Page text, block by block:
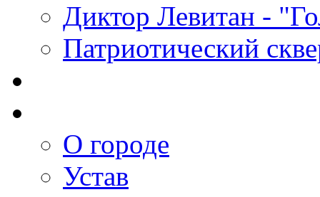
Диктор Левитан -
Патриотический
О городе
Устав